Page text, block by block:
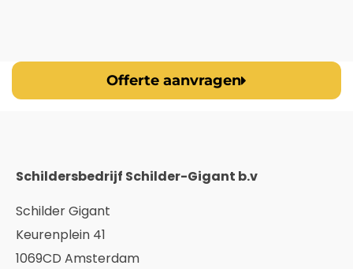
Offerte aanvragen
Schildersbedrijf Schilder-Gigant b.v
Schilder Gigant
Keurenplein 41
1069CD Amsterdam